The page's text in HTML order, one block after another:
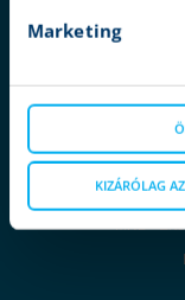
Marketing
KIZÁRÓLAG
MNB -
MNB -